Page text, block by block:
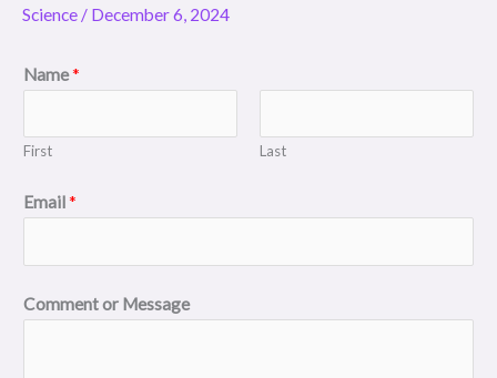
Science / December 6, 2024
Name*
First Last
Email*
Comment or Message
REV
_
AKADEMIS
_
DPR
2